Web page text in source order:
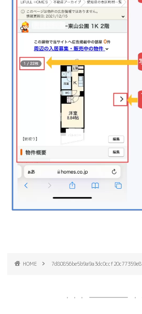
HOME 7d80856be5b9a9a3dc0ccf20c77359e8